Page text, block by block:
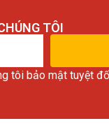
TÔI
tôi bảo mật tuyệt